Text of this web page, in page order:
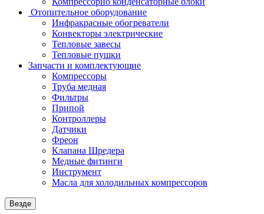
Отопительное оборудование
Инфракрасные обогреватели
Конвекторы электрические
Тепловые завесы
Тепловые пушки
Запчасти и комплектующие
Компрессоры
Труба медная
Фильтры
Припой
Контроллеры
Датчики
Фреон
Клапана Шредера
Медные фитинги
Инструмент
Масла для холодильных компрессоров
Везде